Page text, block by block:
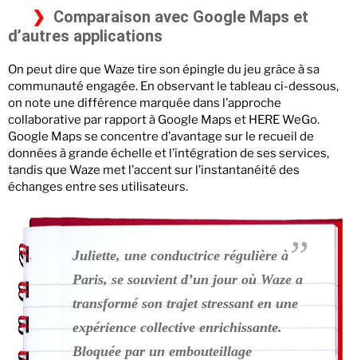
Comparaison avec Google Maps et
d’autres applications
On peut dire que Waze tire son épingle du jeu grâce à sa
communauté engagée. En observant le tableau ci-dessous,
on note une différence marquée dans l’approche
collaborative par rapport à Google Maps et HERE WeGo.
Google Maps se concentre d’avantage sur le recueil de
données à grande échelle et l’intégration de ses services,
tandis que Waze met l’accent sur l’instantanéité des
échanges entre ses utilisateurs.
Juliette, une conductrice régulière à
Paris, se souvient d’un jour où Waze a
transformé son trajet stressant en une
expérience collective enrichissante.
Bloquée par un embouteillage